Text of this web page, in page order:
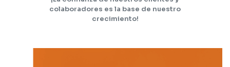
colaboradores es la base de nuestro
crecimiento!